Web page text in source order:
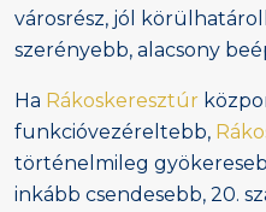
városrész, jól
szerényebb, alacsony
Ha Rákoskeresztúr
funkcióvezéreltebb,
történelmileg
inkább csendesebb, 20.